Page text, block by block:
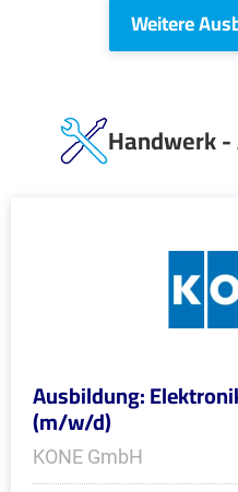
Weitere
Handwerk
Ausbildung:
(m/w/d)
KONE GmbH